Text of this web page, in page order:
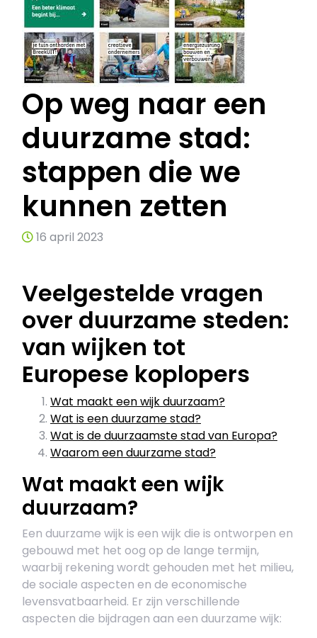
Op weg naar een
duurzame stad:
stappen die we
kunnen zetten
16 april 2023
Veelgestelde vragen
over duurzame steden:
van wijken tot
Europese koplopers
Wat maakt een wijk duurzaam?
Wat is een duurzame stad?
Wat is de duurzaamste stad van Europa?
Waarom een duurzame stad?
Wat maakt een wijk
duurzaam?
Een duurzame wijk is een wijk die is ontworpen en
gebouwd met het oog op de lange termijn,
waarbij rekening wordt gehouden met het milieu,
de sociale aspecten en de economische
levensvatbaarheid. Er zijn verschillende
aspecten die bijdragen aan een duurzame wijk: